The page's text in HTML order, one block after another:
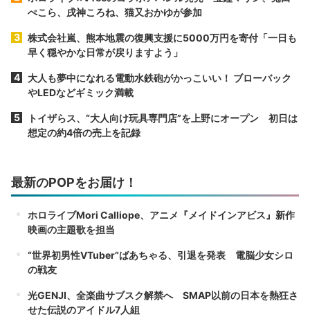
ぺこら、戌神ころね、猫又おかゆが参加
株式会社嵐、熊本地震の復興支援に5000万円を寄付「一日も
早く穏やかな日常が戻りますよう」
大人も夢中になれる電動水鉄砲がかっこいい！ ブローバック
やLEDなどギミック満載
トイザらス、“大人向け玩具専門店”を上野にオープン 初日は
想定の約4倍の売上を記録
最新のPOPをお届け！
ホロライブMori Calliope、アニメ『メイドインアビス』新作
映画の主題歌を担当
“世界初男性VTuber”ばあちゃる、引退を発表 電脳少女シロ
の戦友
光GENJI、全楽曲サブスク解禁へ SMAP以前の日本を熱狂さ
せた伝説のアイドル7人組